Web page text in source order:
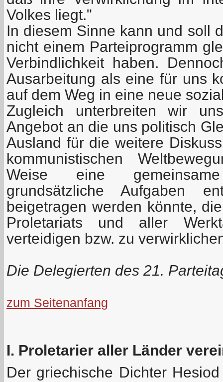
Volkes liegt."
In diesem Sinne kann und soll
nicht einem Parteiprogramm
Verbindlichkeit haben.
Ausarbeitung als eine für uns
auf dem Weg in eine neue
Zugleich unterbreiten wir
Angebot an die uns politisch
Ausland für die weitere
kommunistischen
Weise eine
grundsätzliche Aufgaben
beigetragen werden könnte,
Proletariats und aller
verteidigen bzw. zu
Die Delegierten des 21.
zum Seitenanfang
I. Proletarier aller Länder
Der griechische Dichter